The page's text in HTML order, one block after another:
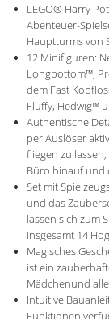
LEGO® Harry
Abenteuer-
Hauptturms von
12 Minifiguren:
Longbottom™,
dem Fast
Fluffy, Hedwig™
Authentische
per Auslöser
fliegen zu
Büro hinauf und
Set mit
und das
lassen sich zum
insgesamt 14
Magisches
ist ein
Mädchenund
Intuitive
Funktionen